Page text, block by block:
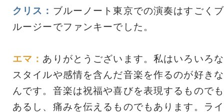
クリス： ブルーノート東京での演奏はすごくブ
ルージーでファンキーでした。
エマ： ありがとうございます。私はいろいろな
スタイルや感情を含んだ音楽を作るのが好きな
んです。音楽は祝福や喜びを表現するものでも
あるし、痛みを伝えるものでもあります。ライ